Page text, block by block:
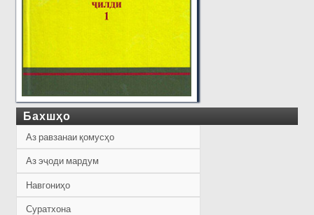
Бахшҳо
Аз равзанаи қомусҳо
Аз эҷоди мардум
Навгониҳо
Суратхона